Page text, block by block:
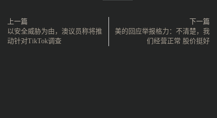
上一篇
以安全威胁为由，澳议员称将推
动针对TikTok调查
下一篇
美的回应举报格力：不清楚，我
们经营正常 股价挺好